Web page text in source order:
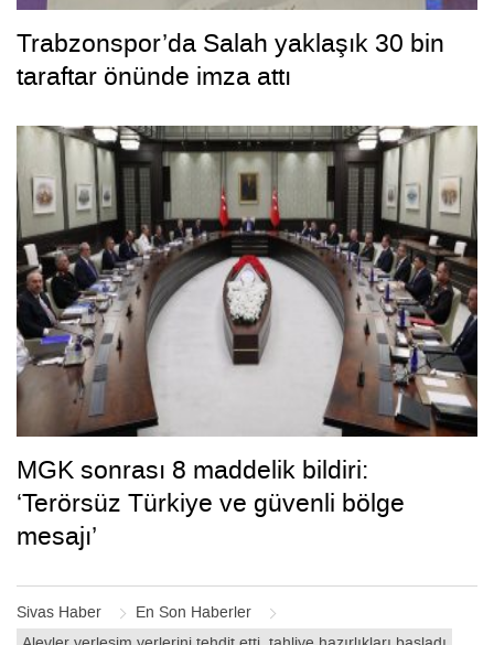
Sivas Haber
En Son Haberler
Trabzonspor’da Salah yaklaşık 30 bin
taraftar önünde imza attı
MGK sonrası 8 maddelik bildiri:
‘Terörsüz Türkiye ve güvenli bölge
mesajı’